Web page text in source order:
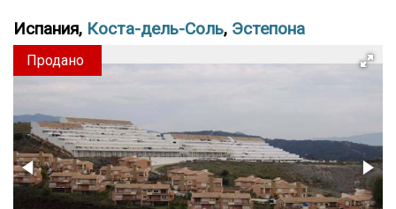
Испания, Коста-дель-Соль, Эстепона
Продано